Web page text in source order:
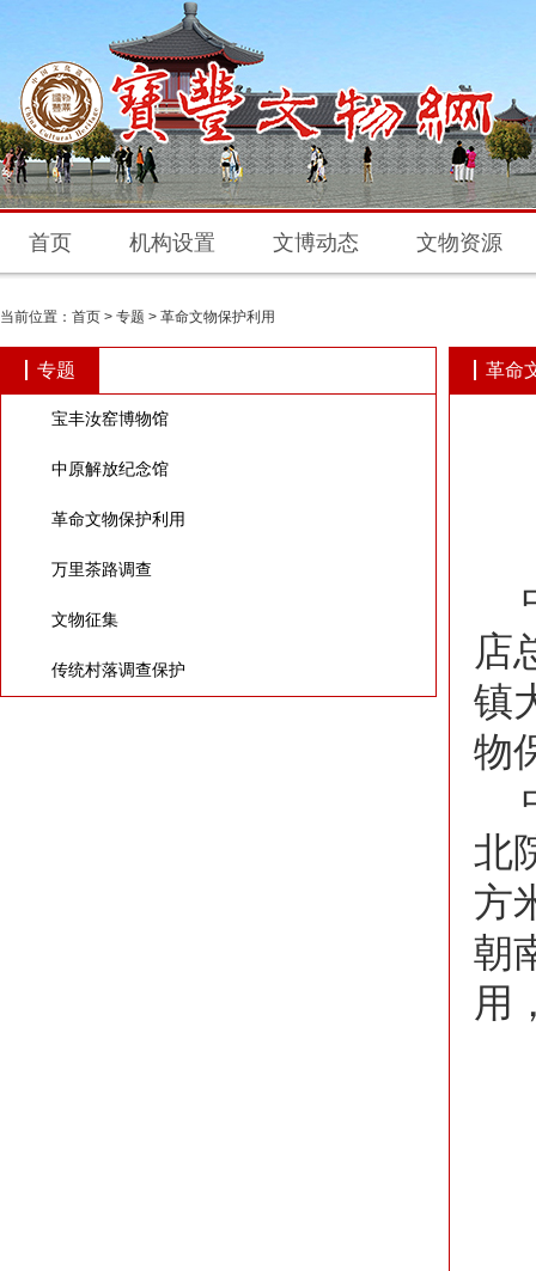
首页 机构设置 文博动态 文物资源
当前位置： 首页 > 专题 > 革命文物保护利用
专题
宝丰汝窑博物馆
中原解放纪念馆
革命文物保护利用
万里茶路调查
文物征集
传统村落调查保护
革命
店
镇
物
北
方
朝
用